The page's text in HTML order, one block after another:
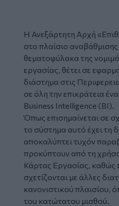
Η Ανεξάρτητη Αρχή «
στο πλαίσιο
θεματοφύλακα της
εργασίας, θέτει σε
διάστημα στις
σε όλη την επικράτεια
Business Intelligence (ΒΙ).
Όπως επισημαίνεται σε
το σύστημα αυτό έχει τη
αποκαλύπτει τυχόν
προκύπτουν από τη
Κάρτας Εργασίας, καθώς
σχετίζονται με άλλες
κανονιστικού πλαισίου,
του κατώτατου μισθού.